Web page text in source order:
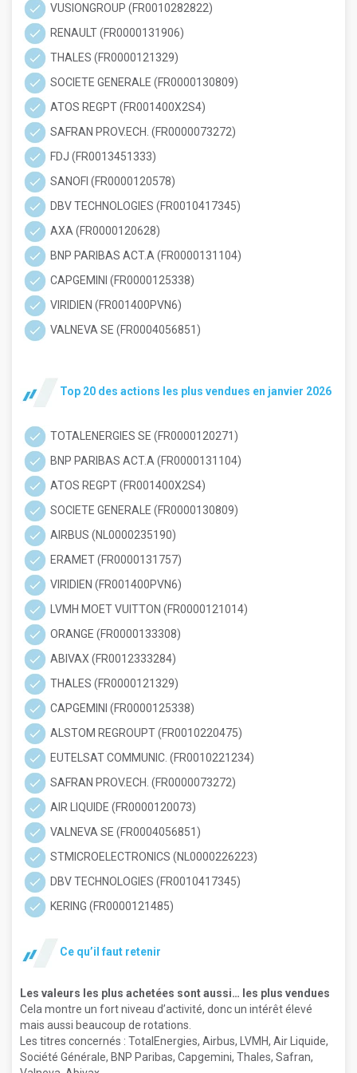
VUSIONGROUP (FR0010282822)
RENAULT (FR0000131906)
THALES (FR0000121329)
SOCIETE GENERALE (FR0000130809)
ATOS REGPT (FR001400X2S4)
SAFRAN PROV.ECH. (FR0000073272)
FDJ (FR0013451333)
SANOFI (FR0000120578)
DBV TECHNOLOGIES (FR0010417345)
AXA (FR0000120628)
BNP PARIBAS ACT.A (FR0000131104)
CAPGEMINI (FR0000125338)
VIRIDIEN (FR001400PVN6)
VALNEVA SE (FR0004056851)
Top 20 des actions les plus vendues en janvier 2026
TOTALENERGIES SE (FR0000120271)
BNP PARIBAS ACT.A (FR0000131104)
ATOS REGPT (FR001400X2S4)
SOCIETE GENERALE (FR0000130809)
AIRBUS (NL0000235190)
ERAMET (FR0000131757)
VIRIDIEN (FR001400PVN6)
LVMH MOET VUITTON (FR0000121014)
ORANGE (FR0000133308)
ABIVAX (FR0012333284)
THALES (FR0000121329)
CAPGEMINI (FR0000125338)
ALSTOM REGROUPT (FR0010220475)
EUTELSAT COMMUNIC. (FR0010221234)
SAFRAN PROV.ECH. (FR0000073272)
AIR LIQUIDE (FR0000120073)
VALNEVA SE (FR0004056851)
STMICROELECTRONICS (NL0000226223)
DBV TECHNOLOGIES (FR0010417345)
KERING (FR0000121485)
Ce qu’il faut retenir
Les valeurs les plus achetées sont aussi… les plus vendues
Cela montre un fort niveau d’activité, donc un intérêt élevé
mais aussi beaucoup de rotations.
Les titres concernés : TotalEnergies, Airbus, LVMH, Air Liquide,
Société Générale, BNP Paribas, Capgemini, Thales, Safran,